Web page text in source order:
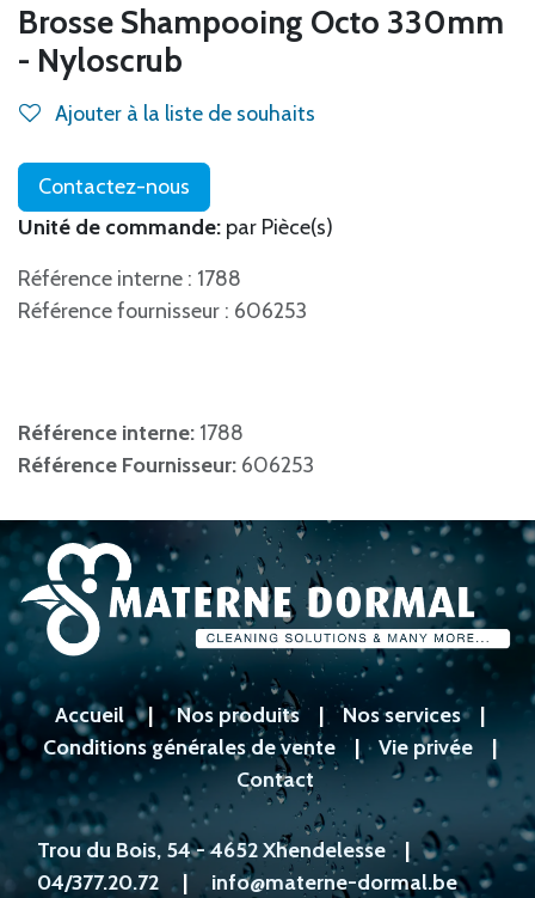
Brosse Shampooing Octo 330mm
- Nyloscrub
Ajouter à la liste de souhaits
Contactez-nous
Unité de commande: par Pièce(s)
Référence interne : 1788
Référence fournisseur : 606253
Référence interne: 1788
Référence Fournisseur: 606253
Accueil|Nos produits|Nos services|
Conditions générales de vente | Vie privée |
Contact
Trou du Bois, 54 - 4652 Xhendelesse|
04/377.20.72 |info@materne-dormal.be